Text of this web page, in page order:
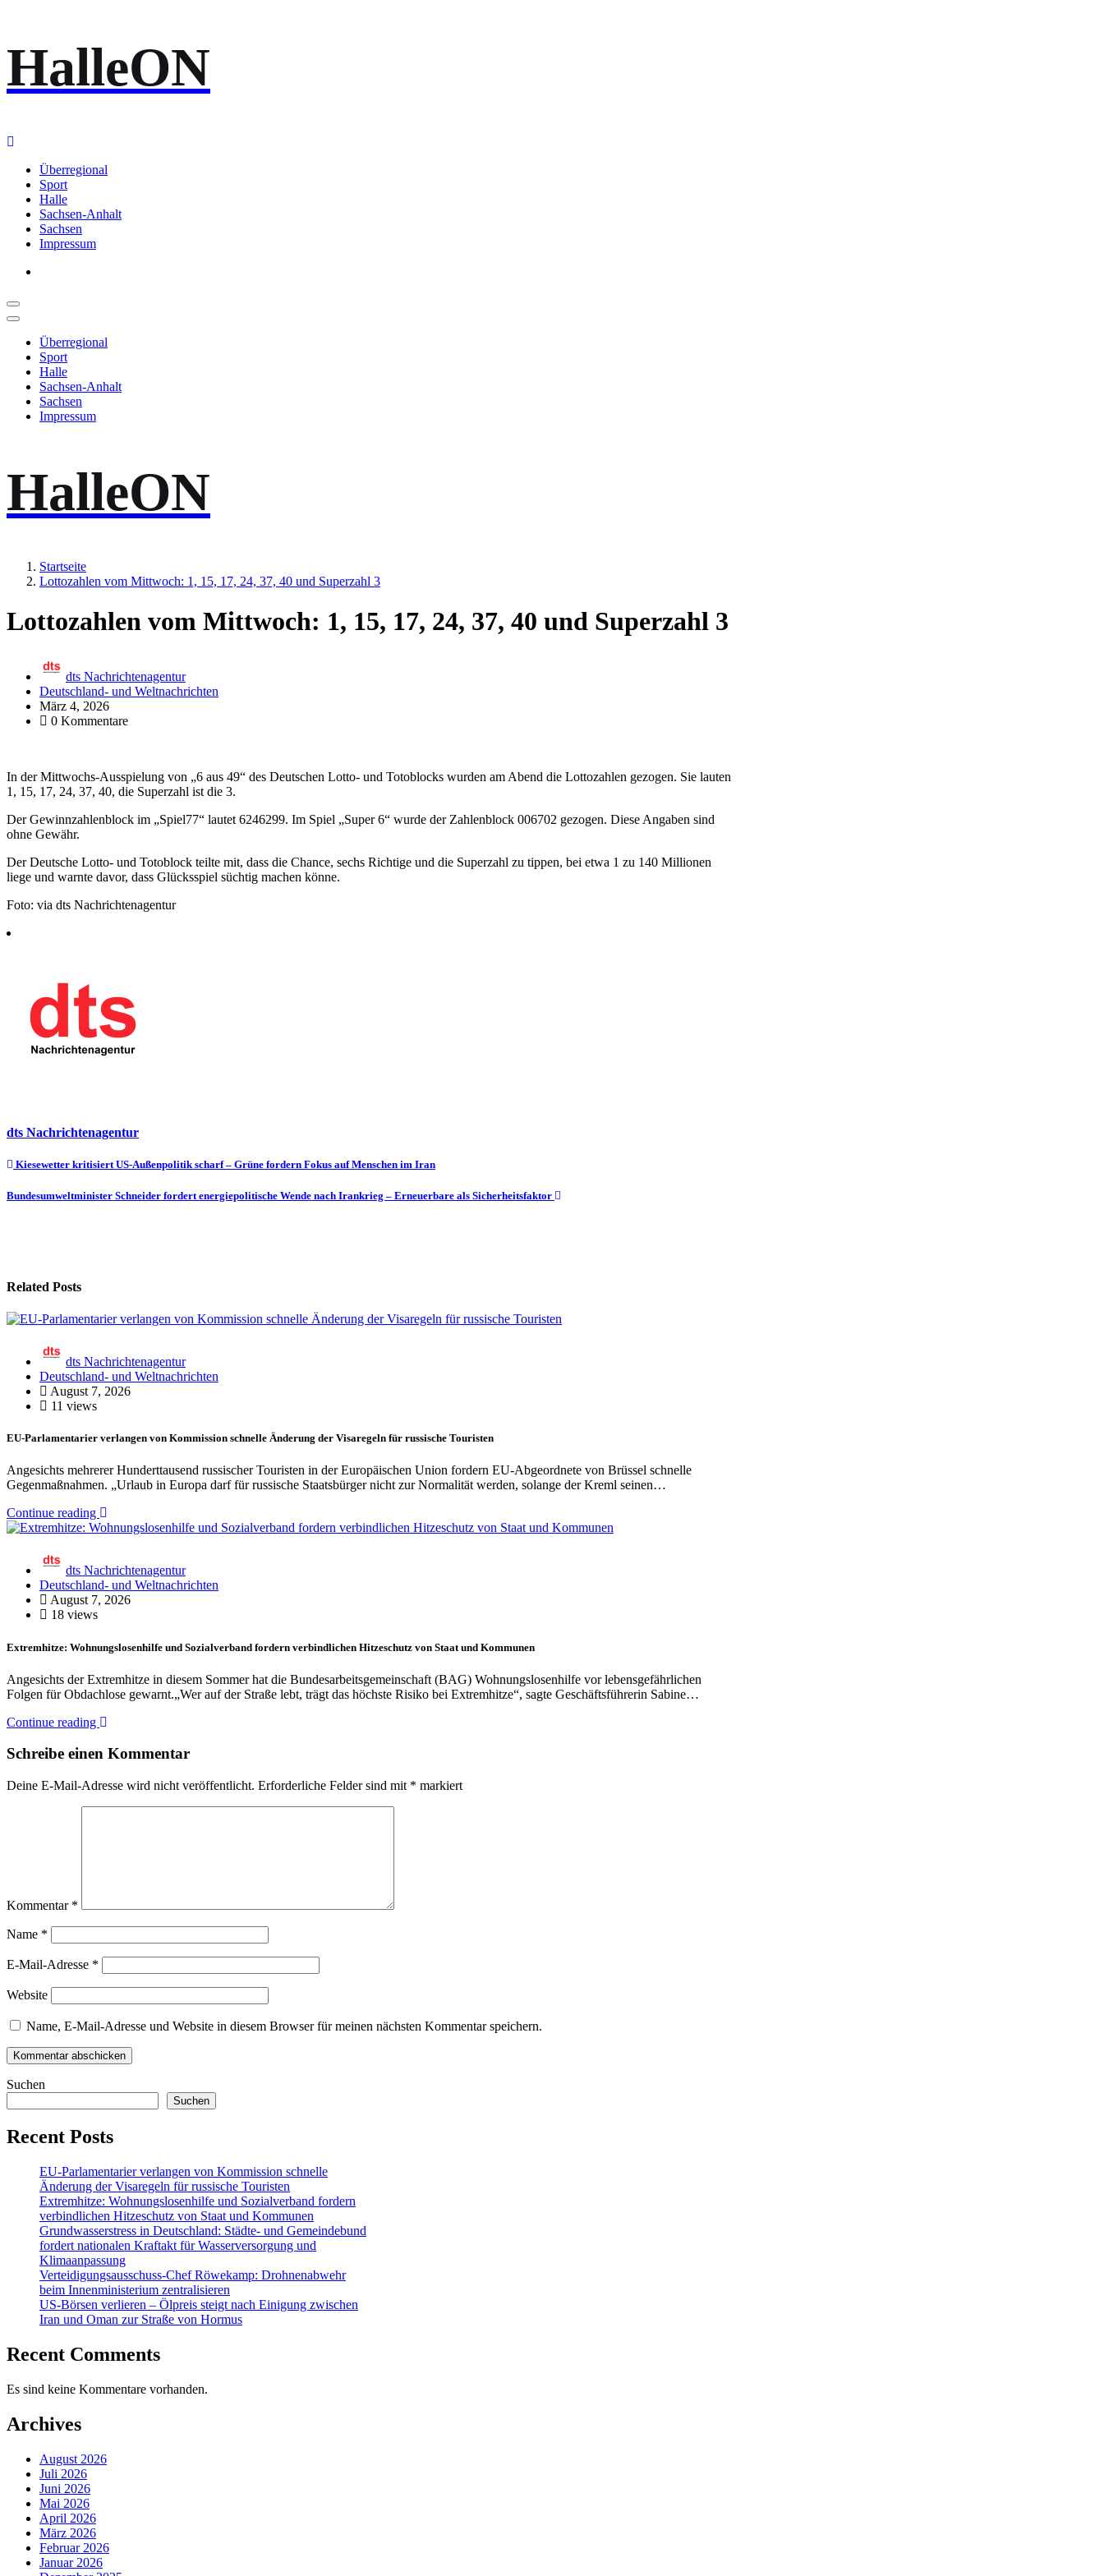
Inhalt
springen
HalleON
Überregional
Sport
Halle
Sachsen-Anhalt
Sachsen
Impressum
Überregional
Sport
Halle
Sachsen-Anhalt
Sachsen
Impressum
HalleON
Startseite
Lottozahlen vom Mittwoch: 1, 15, 17, 24, 37, 40 und Superzahl 3
Lottozahlen vom Mittwoch: 1, 15, 17, 24, 37, 40 und Superzahl 3
dts Nachrichtenagentur
Deutschland- und Weltnachrichten
März 4, 2026
0 Kommentare
In der Mittwochs-Ausspielung von „6 aus 49“ des Deutschen Lotto- und Totoblocks wurden am Abend die Lottozahlen gezogen. Sie lauten
1, 15, 17, 24, 37, 40, die Superzahl ist die 3.
Der Gewinnzahlenblock im „Spiel77“ lautet 6246299. Im Spiel „Super 6“ wurde der Zahlenblock 006702 gezogen. Diese Angaben sind
ohne Gewähr.
Der Deutsche Lotto- und Totoblock teilte mit, dass die Chance, sechs Richtige und die Superzahl zu tippen, bei etwa 1 zu 140 Millionen
liege und warnte davor, dass Glücksspiel süchtig machen könne.
Foto: via dts Nachrichtenagentur
dts Nachrichtenagentur
Beitragsnavigation
Kiesewetter kritisiert US-Außenpolitik scharf – Grüne fordern Fokus auf Menschen im Iran
Bundesumweltminister Schneider fordert energiepolitische Wende nach Irankrieg – Erneuerbare als Sicherheitsfaktor
Related Posts
dts Nachrichtenagentur
Deutschland- und Weltnachrichten
August 7, 2026
11 views
EU-Parlamentarier verlangen von Kommission schnelle Änderung der Visaregeln für russische Touristen
Angesichts mehrerer Hunderttausend russischer Touristen in der Europäischen Union fordern EU-Abgeordnete von Brüssel schnelle
Gegenmaßnahmen. „Urlaub in Europa darf für russische Staatsbürger nicht zur Normalität werden, solange der Kreml seinen…
Continue reading
dts Nachrichtenagentur
Deutschland- und Weltnachrichten
August 7, 2026
18 views
Extremhitze: Wohnungslosenhilfe und Sozialverband fordern verbindlichen Hitzeschutz von Staat und Kommunen
Angesichts der Extremhitze in diesem Sommer hat die Bundesarbeitsgemeinschaft (BAG) Wohnungslosenhilfe vor lebensgefährlichen
Folgen für Obdachlose gewarnt.„Wer auf der Straße lebt, trägt das höchste Risiko bei Extremhitze“, sagte Geschäftsführerin Sabine…
Continue reading
Schreibe einen Kommentar
Deine E-Mail-Adresse wird nicht veröffentlicht. Erforderliche Felder sind mit * markiert
Kommentar *
Name *
E-Mail-Adresse *
Website
Name, E-Mail-Adresse und Website in diesem Browser für meinen nächsten Kommentar speichern.
Suchen
Suchen
Recent Posts
EU-Parlamentarier verlangen von Kommission schnelle
Änderung der Visaregeln für russische Touristen
Extremhitze: Wohnungslosenhilfe und Sozialverband fordern
verbindlichen Hitzeschutz von Staat und Kommunen
Grundwasserstress in Deutschland: Städte- und Gemeindebund
fordert nationalen Kraftakt für Wasserversorgung und
Klimaanpassung
Verteidigungsausschuss-Chef Röwekamp: Drohnenabwehr
beim Innenministerium zentralisieren
US-Börsen verlieren – Ölpreis steigt nach Einigung zwischen
Iran und Oman zur Straße von Hormus
Recent Comments
Es sind keine Kommentare vorhanden.
Archives
August 2026
Juli 2026
Juni 2026
Mai 2026
April 2026
März 2026
Februar 2026
Januar 2026